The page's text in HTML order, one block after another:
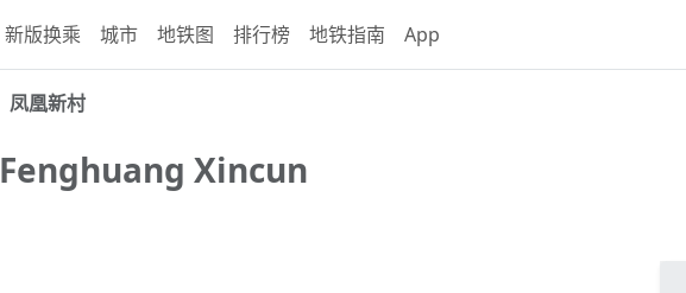
新版换乘 城市 地铁图 排行榜 地铁指南 App
凤凰新村
Fenghuang Xincun